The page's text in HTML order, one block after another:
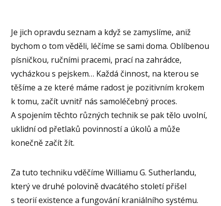
Je jich opravdu seznam a když se zamyslíme, aniž
bychom o tom věděli, léčíme se sami doma. Oblíbenou
písničkou, ručními pracemi, prací na zahrádce,
vycházkou s pejskem… Každá činnost, na kterou se
těšíme a ze které máme radost je pozitivním krokem
k tomu, začít uvnitř nás samoléčebný proces.
A spojením těchto různých technik se pak tělo uvolní,
uklidní od přetlaků povinností a úkolů a může
konečně začít žít.
Za tuto techniku vděčíme Williamu G. Sutherlandu,
který ve druhé polovině dvacátého století přišel
s teorií existence a fungování kraniálního systému.